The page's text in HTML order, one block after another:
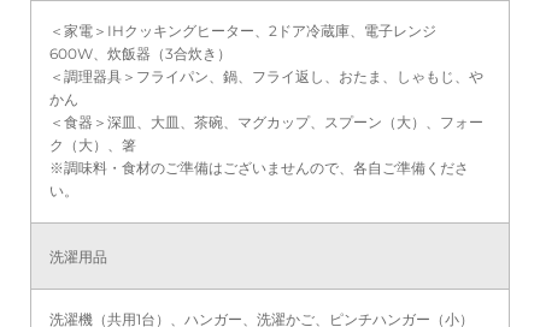
＜家電＞IHクッキングヒーター、2ドア冷蔵庫、電子レンジ
600W、炊飯器（3合炊き）
＜調理器具＞フライパン、鍋、フライ返し、おたま、しゃもじ、や
かん
＜食器＞深皿、大皿、茶碗、マグカップ、スプーン（大）、フォー
ク（大）、箸
※調味料・食材のご準備はございませんので、各自ご準備くださ
い。
洗濯用品
洗濯機（共用1台）、ハンガー、洗濯かご、ピンチハンガー（小）